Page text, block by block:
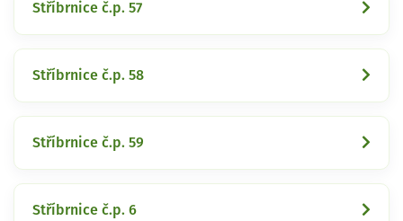
Stříbrnice č.p. 57
Stříbrnice č.p. 58
Stříbrnice č.p. 59
Stříbrnice č.p. 6